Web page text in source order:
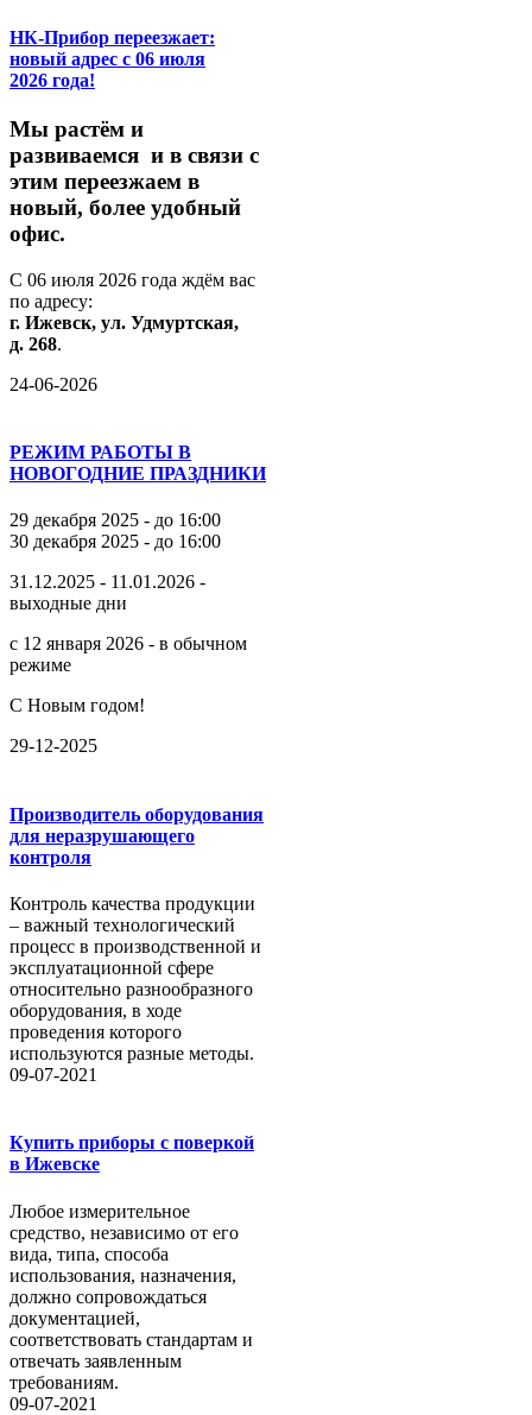
НК-Прибор переезжает:
новый адрес с 06 июля
2026 года!
Мы растём и
развиваемся и в связи с
этим переезжаем в
новый, более удобный
офис.
С 06 июля 2026 года ждём вас
по адресу:
г. Ижевск, ул. Удмуртская,
д. 268.
24-06-2026
РЕЖИМ РАБОТЫ В
НОВОГОДНИЕ ПРАЗДНИКИ
29 декабря 2025 - до 16:00
30 декабря 2025 - до 16:00
31.12.2025 - 11.01.2026 -
выходные дни
с 12 января 2026 - в обычном
режиме
С Новым годом!
29-12-2025
Производитель оборудования
для неразрушающего
контроля
Контроль качества продукции
– важный технологический
процесс в производственной и
эксплуатационной сфере
относительно разнообразного
оборудования, в ходе
проведения которого
используются разные методы.
09-07-2021
Купить приборы с поверкой
в Ижевске
Любое измерительное
средство, независимо от его
вида, типа, способа
использования, назначения,
должно сопровождаться
документацией,
соответствовать стандартам и
отвечать заявленным
требованиям.
09-07-2021